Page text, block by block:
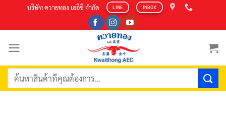
content
บริษัท ควายทอง เออีซี จำกัด LINE INBOX
ค้นหา: